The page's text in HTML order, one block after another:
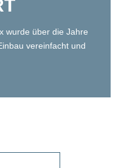
wurde über die Jahre
vereinfacht und